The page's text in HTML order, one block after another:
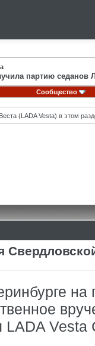
партию седанов
Сообщество
(LADA Vesta) в этом
LADA Vesta